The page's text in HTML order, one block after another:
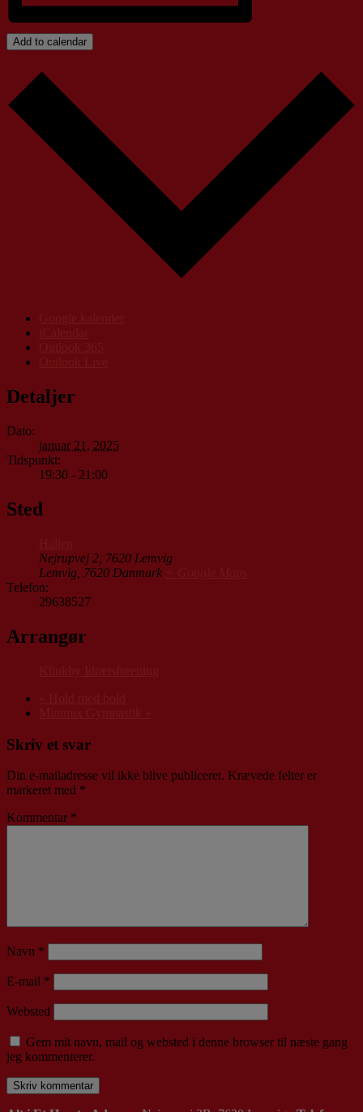
Add to calendar
Detaljer
Dato:
januar 21, 2025
Tidspunkt:
19:30 - 21:00
Sted
Nejrupvej 2, 7620 Lemvig
Lemvig 7620 Danmark
Telefon:
29638527
Arrangør
Skriv et svar
Din e-mailadresse vil ikke blive publiceret. Krævede felter er
markeret med *
Kommentar *
Navn *
E-mail *
Websted
Gem mit navn, mail og websted i denne browser til næste gang
jeg kommenterer.